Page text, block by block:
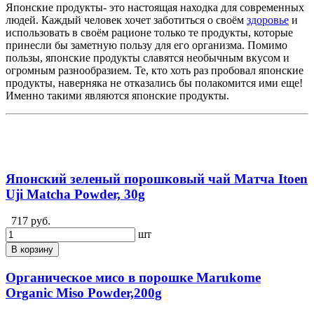
Японские продукты- это настоящая находка для современных
людей. Каждый человек хочет заботиться о своём здоровье и
использовать в своём рационе только те продукты, которые
принесли бы заметную пользу для его организма. Помимо
пользы, японские продукты славятся необычным вкусом и
огромным разнообразием. Те, кто хоть раз пробовал японские
продукты, наверняка не отказались бы полакомится ими еще!
Именно такими являются японские продукты.
Японский зеленый порошковый чай Матча Itoen
Uji Matcha Powder, 30g
717 руб.
шт
В корзину
Органическое мисо в порошке Marukome
Organic Miso Powder,200g